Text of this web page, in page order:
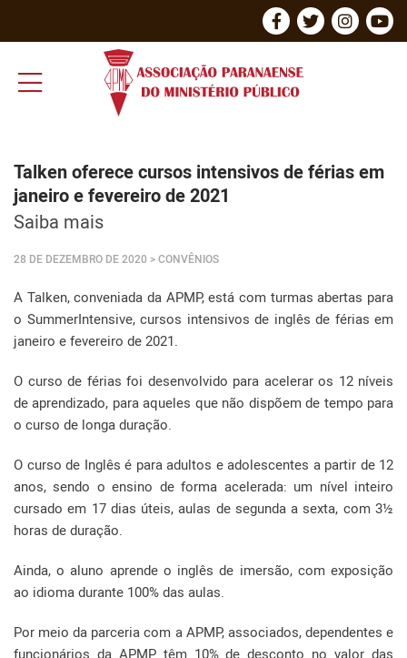
Talken oferece cursos intensivos de férias em
janeiro e fevereiro de 2021
Saiba mais
28 DE DEZEMBRO DE 2020 > CONVÊNIOS
A Talken, conveniada da APMP, está com turmas abertas para
o SummerIntensive, cursos intensivos de inglês de férias em
janeiro e fevereiro de 2021.
O curso de férias foi desenvolvido para acelerar os 12 níveis
de aprendizado, para aqueles que não dispõem de tempo para
o curso de longa duração.
O curso de Inglês é para adultos e adolescentes a partir de 12
anos, sendo o ensino de forma acelerada: um nível inteiro
cursado em 17 dias úteis, aulas de segunda a sexta, com 3½
horas de duração.
Ainda, o aluno aprende o inglês de imersão, com exposição
ao idioma durante 100% das aulas.
Por meio da parceria com a APMP, associados, dependentes e
funcionários da APMP têm 10% de desconto no valor das